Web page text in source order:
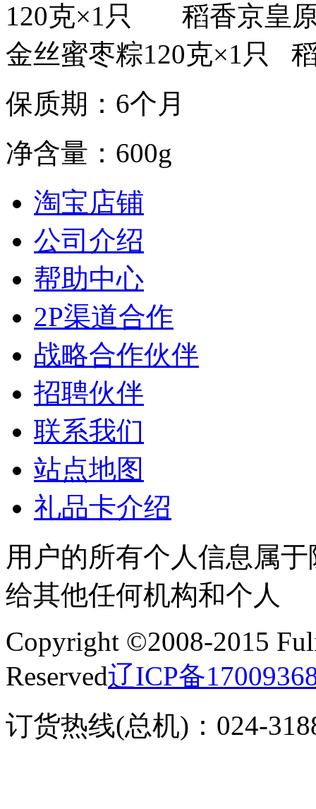
120克×1只 稻香京皇
金丝蜜枣粽120克×1只
保质期：6个月
净含量：600g
淘宝店铺
公司介绍
帮助中心
2P渠道合作
战略合作伙伴
招聘伙伴
联系我们
站点地图
礼品卡介绍
用户的所有个人信息属
给其他任何机构和个人
Copyright ©2008-2015
Reserved辽ICP备
订货热线(总机)：024-